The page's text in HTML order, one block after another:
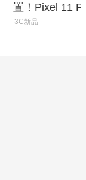
置！Pixel 11
1.6%
3C新品